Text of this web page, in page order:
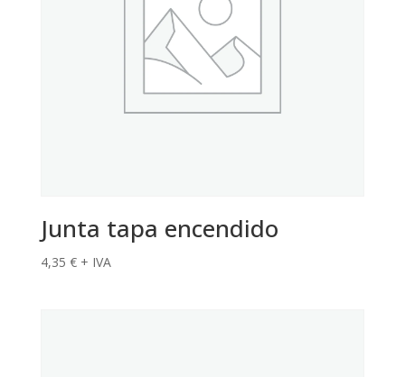
Junta tapa encendido
4,35 € + IVA